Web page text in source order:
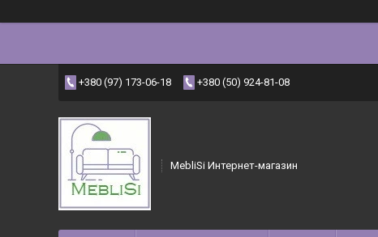
+380 (97) 173-06-18 +380 (50) 924-81-08
MebliSi Интернет-магазин